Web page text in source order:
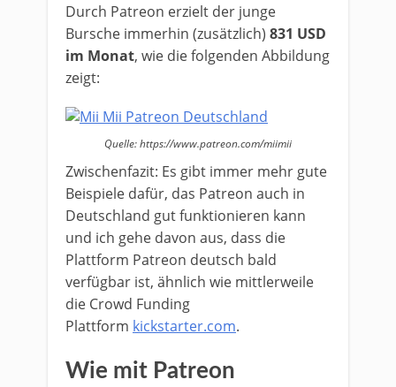
Durch Patreon erzielt der junge
Bursche immerhin (zusätzlich) 831 USD
im Monat, wie die folgenden Abbildung
zeigt:
Quelle: https://www.patreon.com/miimii
Zwischenfazit: Es gibt immer mehr gute
Beispiele dafür, das Patreon auch in
Deutschland gut funktionieren kann
und ich gehe davon aus, dass die
Plattform Patreon deutsch bald
verfügbar ist, ähnlich wie mittlerweile
die Crowd Funding
Plattform kickstarter.com.
Wie mit Patreon